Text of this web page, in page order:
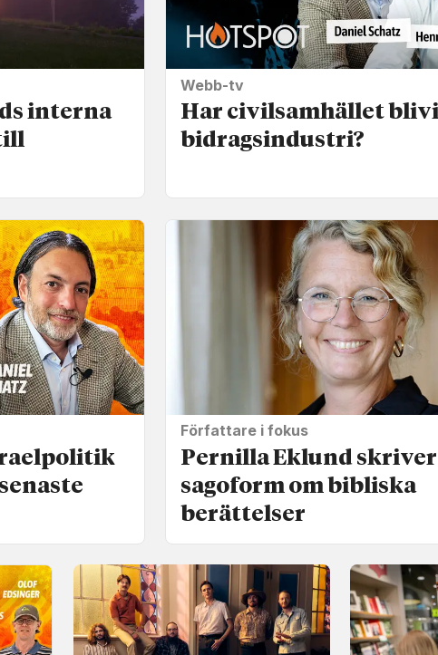
interna
Webb-tv
Har civilsamhället
bidrags­industri?
Författare i fokus
Pernilla Eklund
sagoform om bibliska
berättelser